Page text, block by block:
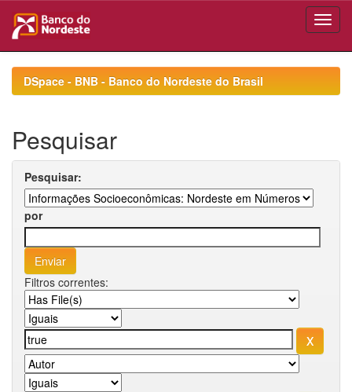
navigationDSpace - BNB - Banco do Nordeste do Brasil
Pesquisar
Pesquisar:
por
Filtros correntes: